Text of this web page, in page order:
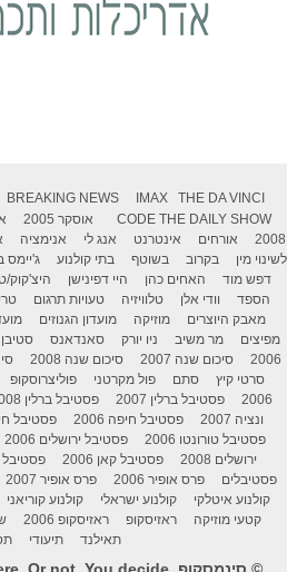
BREAKING NEWS IMAX
THE DA VINCI
CODE THE DAILY SHOW אוסקר 2005
2008
אורחים אינטרנט אנג לי אנימציה
לשינוי מין
בקרוב בשוטף בתי קולנוע ג'יימס
דפש מוד
האחים כהן היי דפינישן היצ'קוק/
הספד
וודי אלן טלוויזיה טעויות תרגום
מאבק היוצרים
מוזיקה מועדון הגנוזים
מפיצים
מר משיב ניו יורק סאנדאנס
2006
סיכום שנה 2007 סיכום שנה 2008
סרטי קיץ
סתם פול מקרטני פוליצרוסקופ
2006
פסטיבל ברלין 2007 פסטיבל ברלין 2008
ונציה 2007
פסטיבל חיפה 2006 פסטיבל חיפה
פסטיבל טורונטו 2006
פסטיבל ירושלים 2006
ירושלים 2008
פסטיבל קאן 2006 פסטיבל
פסטיבלים
פרס אופיר 2006 פרס אופיר 2007
קולנוע איטלקי
קולנוע ישראלי קולנוע קוריאני
קטעי מוזיקה
ראזיסקופ ראזיסקופ 2006
תאילנד
תיעודי